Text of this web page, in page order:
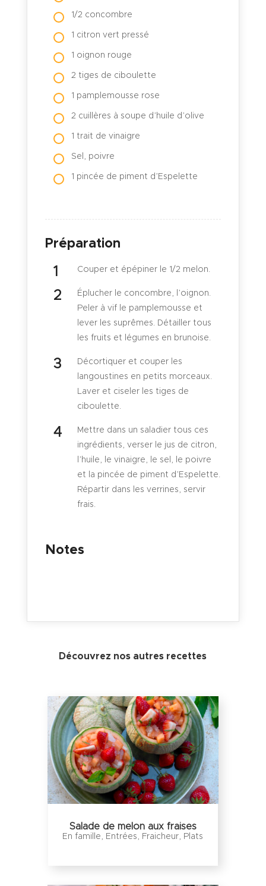
1/2 concombre
1 citron vert pressé
1 oignon rouge
2 tiges de ciboulette
1 pamplemousse rose
2 cuillères à soupe d’huile d’olive
1 trait de vinaigre
Sel, poivre
1 pincée de piment d’Espelette
Préparation
Couper et épépiner le 1/2 melon.
Éplucher le concombre, l’oignon.
Peler à vif le pamplemousse et
lever les suprêmes. Détailler tous
les fruits et légumes en brunoise.
Décortiquer et couper les
langoustines en petits morceaux.
Laver et ciseler les tiges de
ciboulette.
Mettre dans un saladier tous ces
ingrédients, verser le jus de citron,
l’huile, le vinaigre, le sel, le poivre
et la pincée de piment d’Espelette.
Répartir dans les verrines, servir
frais.
Notes
Découvrez nos autres recettes
Salade de melon aux fraises
En famille, Entrées, Fraicheur, Plats